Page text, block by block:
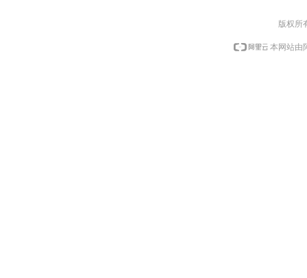
版权所
本网站由